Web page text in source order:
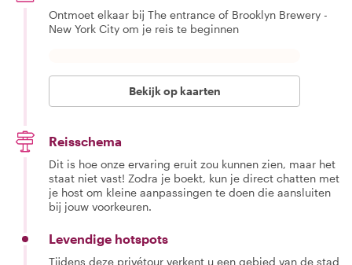
Ontmoet elkaar bij The entrance of Brooklyn Brewery -
New York City om je reis te beginnen
Bekijk op kaarten
Reisschema
Dit is hoe onze ervaring eruit zou kunnen zien, maar het
staat niet vast! Zodra je boekt, kun je direct chatten met
je host om kleine aanpassingen te doen die aansluiten
bij jouw voorkeuren.
Levendige hotspots
Tijdens deze privétour verkent u een gebied van de stad